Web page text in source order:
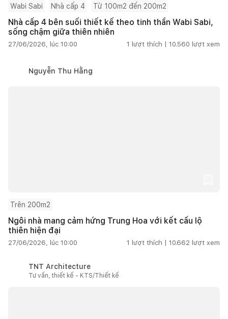
Wabi Sabi Nhà cấp 4 Từ 100m2 đến 200m2
Nhà cấp 4 bên suối thiết kế theo tinh thần Wabi Sabi,
sống chậm giữa thiên nhiên
27/06/2026, lúc 10:00 1 lượt thích | 10.560 lượt xem
Nguyễn Thu Hằng
Trên 200m2
Ngôi nhà mang cảm hứng Trung Hoa với kết cấu lộ
thiên hiện đại
27/06/2026, lúc 10:00 1 lượt thích | 10.662 lượt xem
TNT Architecture
Tư vấn, thiết kế - KTS/Thiết kế